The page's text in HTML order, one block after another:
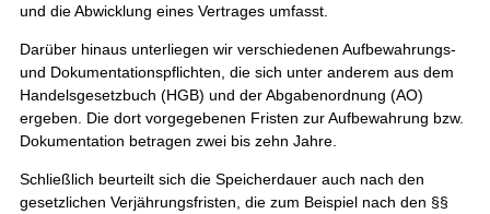
und die Abwicklung eines Vertrages umfasst.
Darüber hinaus unterliegen wir verschiedenen Aufbewahrungs-
und Dokumentationspflichten, die sich unter anderem aus dem
Handelsgesetzbuch (HGB) und der Abgabenordnung (AO)
ergeben. Die dort vorgegebenen Fristen zur Aufbewahrung bzw.
Dokumentation betragen zwei bis zehn Jahre.
Schließlich beurteilt sich die Speicherdauer auch nach den
gesetzlichen Verjährungsfristen, die zum Beispiel nach den §§